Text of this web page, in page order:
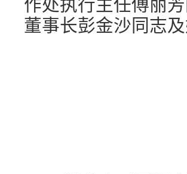
作处执行主任傅丽
董事长彭金沙同志